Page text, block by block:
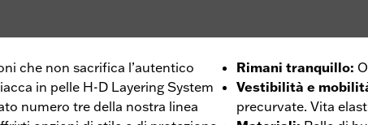
che non sacrifica l’autentico
in pelle H-D Layering System
numero tre della nostra linea
Rimani tranquillo:
Vestibilità e
precurvate. Vita